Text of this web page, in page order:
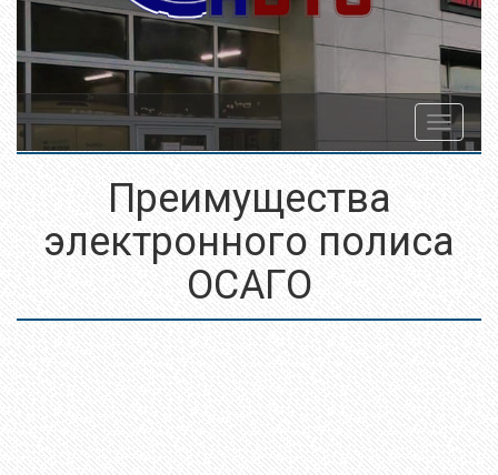
Toggle
Преимущества
электронного полиса
ОСАГО